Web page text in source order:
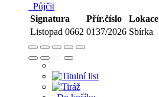
Půjčit
Signatura
Přír.číslo Lokace
Listopad 0662 0137/2026 Sbírka